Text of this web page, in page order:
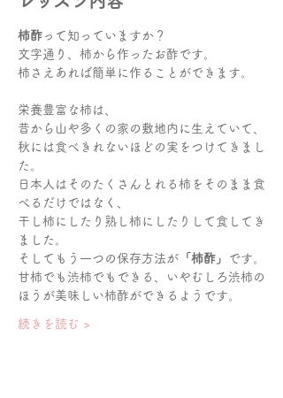
柿酢 って知っていますか？
文字通り、柿から作ったお酢です。
柿さえあれば簡単に作ることができます。
栄養豊富な柿は、
昔から山や多くの家の敷地内に生えていて、
秋には食べきれないほどの実をつけてきまし
た。
日本人はそのたくさんとれる柿をそのまま食
べるだけではなく、
干し柿にしたり熟し柿にしたりして食してき
ました。
そしてもう一つの保存方法が 「柿酢」
です。
甘柿でも渋柿でもできる、いやむしろ渋柿の
ほうが美味しい柿酢ができるようです。
続きを読む >